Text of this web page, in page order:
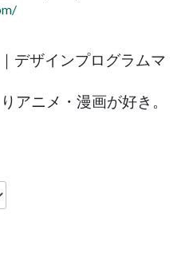
デザインプログラムマ
アニメ・漫画が好き。